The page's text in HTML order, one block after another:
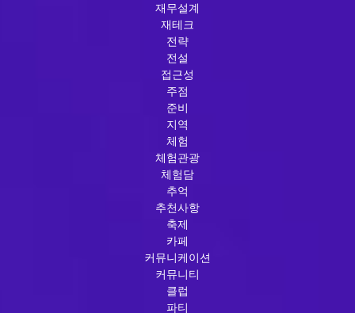
재무설계
재테크
전략
전설
접근성
주점
준비
지역
체험
체험관광
체험담
추억
추천사항
축제
카페
커뮤니케이션
커뮤니티
클럽
파티